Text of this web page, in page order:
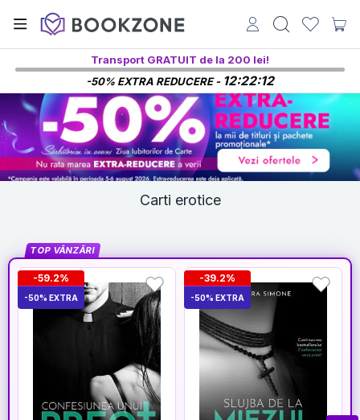
Transport GRATUIT de la 200 lei!
-50% EXTRA REDUCERE - 12:22:11
Carti erotice
TOP VÂNZĂRI
-59.2%
-50% EXTRA
-39.2%
-50% EXTRA